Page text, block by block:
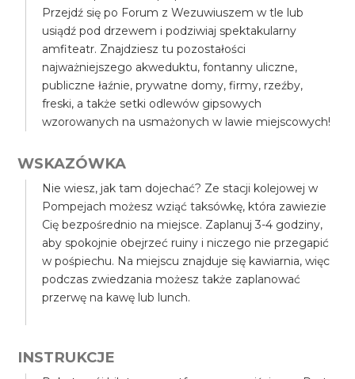
Przejdź się po Forum z Wezuwiuszem w tle lub
usiądź pod drzewem i podziwiaj spektakularny
amfiteatr. Znajdziesz tu pozostałości
najważniejszego akweduktu, fontanny uliczne,
publiczne łaźnie, prywatne domy, firmy, rzeźby,
freski, a także setki odlewów gipsowych
wzorowanych na usmażonych w lawie miejscowych!
WSKAZÓWKA
Nie wiesz, jak tam dojechać? Ze stacji kolejowej w
Pompejach możesz wziąć taksówkę, która zawiezie
Cię bezpośrednio na miejsce. Zaplanuj 3-4 godziny,
aby spokojnie obejrzeć ruiny i niczego nie przegapić
w pośpiechu. Na miejscu znajduje się kawiarnia, więc
podczas zwiedzania możesz także zaplanować
przerwę na kawę lub lunch.
INSTRUKCJE